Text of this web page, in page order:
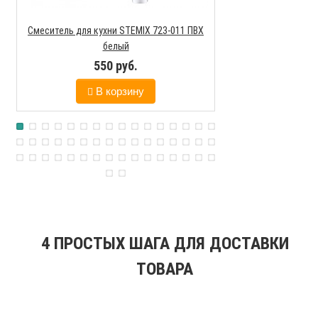
Смеситель для кухни STEMIX 723-011 ПВХ
белый
550 руб.
В корзину
4 ПРОСТЫХ ШАГА ДЛЯ ДОСТАВКИ
ТОВАРА